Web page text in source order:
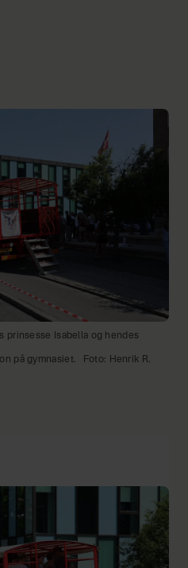
prinsesse Isabella og hendes
på gymnasiet. Foto: Henrik R.